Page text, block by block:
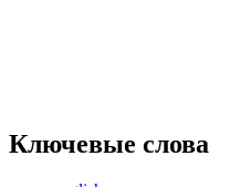
Ключевые слова